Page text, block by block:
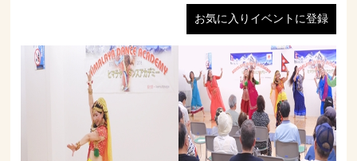
お気に入りイベントに登録